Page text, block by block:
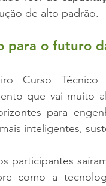
de alto padrão.
para o futuro
Curso Técnico
que vai muito
para
inteligentes,
participantes
como a